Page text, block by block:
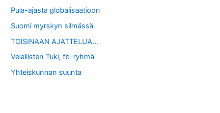
Pula-ajasta globalisaatioon
Suomi myrskyn silmässä
TOISINAAN AJATTELUA…
Velallisten Tuki, fb-ryhmä
Yhteiskunnan suunta